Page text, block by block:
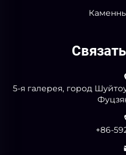
5-я галерея, город
+86-